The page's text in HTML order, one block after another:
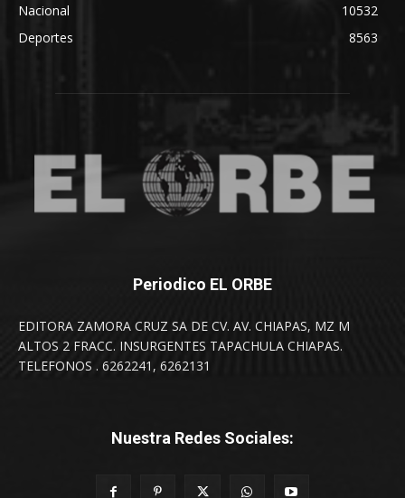
Nacional
10532
Deportes
8563
Periodico EL ORBE
EDITORA ZAMORA CRUZ SA DE CV. AV. CHIAPAS, MZ M
ALTOS 2 FRACC. INSURGENTES TAPACHULA CHIAPAS.
TELEFONOS . 6262241, 6262131
Nuestra Redes Sociales: